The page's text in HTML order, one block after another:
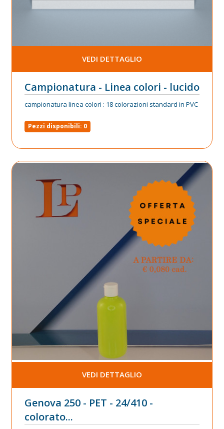
VEDI DETTAGLIO
Campionatura - Linea colori - lucido
campionatura linea colori : 18 colorazioni standard in PVC
Pezzi disponibili: 0
VEDI DETTAGLIO
Genova 250 - PET - 24/410 -
colorato...